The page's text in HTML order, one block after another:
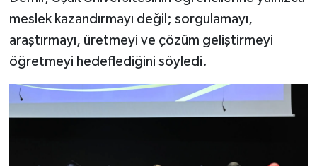
meslek kazandırmayı değil; sorgulamayı,
araştırmayı, üretmeyi ve çözüm geliştirmeyi
öğretmeyi hedeflediğini söyledi.